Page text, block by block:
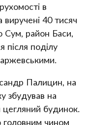
в
виручені 40 тисяч
Сум, район Баси,
після поділу
Палицин, на
збудував на
цегляний будинок.
чином